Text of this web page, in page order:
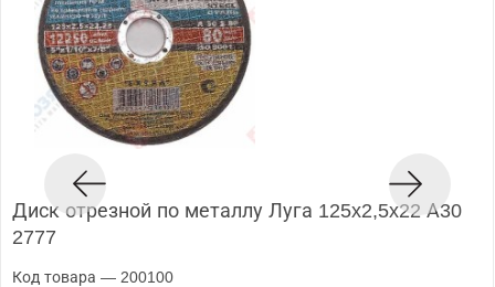
Диск отрезной по металлу Луга 125x2,5x22 А30
2777
Код товара — 200100